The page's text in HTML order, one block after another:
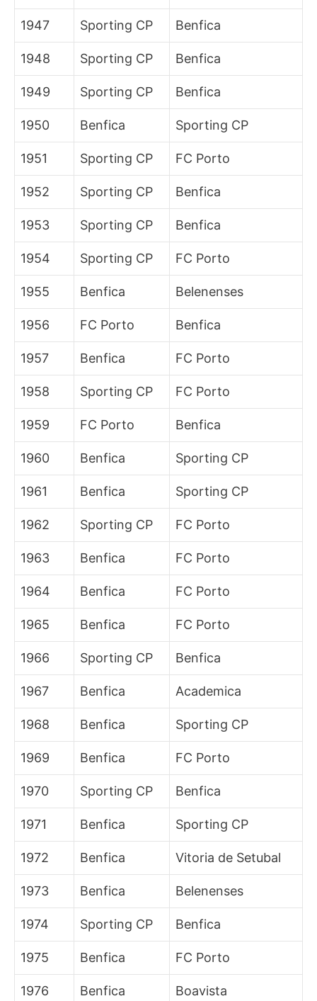
1947 Sporting CP Benfica
1948 Sporting CP Benfica
1949 Sporting CP Benfica
1950 Benfica Sporting CP
1951 Sporting CP FC Porto
1952 Sporting CP Benfica
1953 Sporting CP Benfica
1954 Sporting CP FC Porto
1955 Benfica Belenenses
1956 FC Porto Benfica
1957 Benfica FC Porto
1958 Sporting CP FC Porto
1959 FC Porto Benfica
1960 Benfica Sporting CP
1961 Benfica Sporting CP
1962 Sporting CP FC Porto
1963 Benfica FC Porto
1964 Benfica FC Porto
1965 Benfica FC Porto
1966 Sporting CP Benfica
1967 Benfica Academica
1968 Benfica Sporting CP
1969 Benfica FC Porto
1970 Sporting CP Benfica
1971 Benfica Sporting CP
1972 Benfica Vitoria de Setubal
1973 Benfica Belenenses
1974 Sporting CP Benfica
1975 Benfica FC Porto
1976 Benfica Boavista